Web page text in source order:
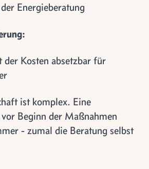
Energieberatung
der Kosten absetzbar für
ist komplex. Eine
Beginn der Maßnahmen
- zumal die Beratung selbst